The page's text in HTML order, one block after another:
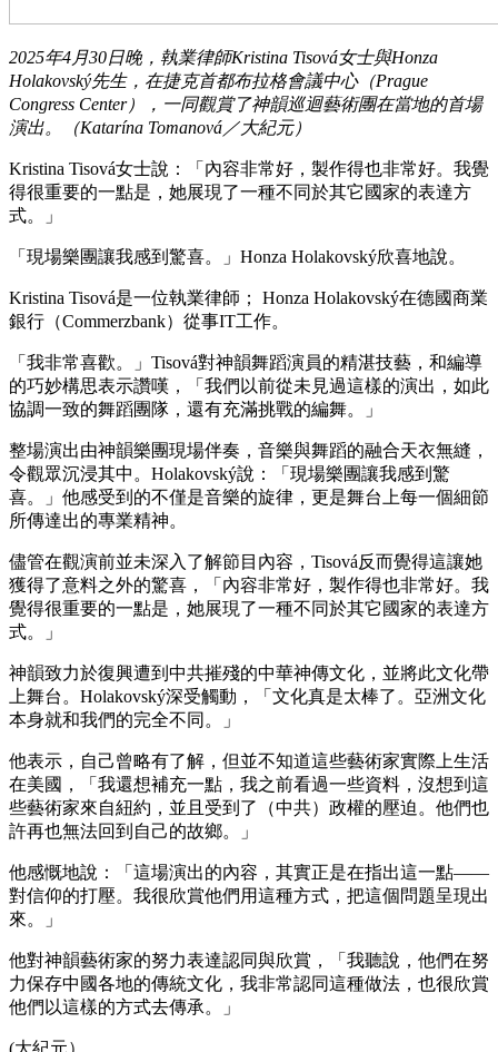
2025年4月30日晚，執業律師Kristina Tisová女士與Honza
Holakovský先生，在捷克首都布拉格會議中心（Prague
Congress Center），一同觀賞了神韻巡迴藝術團在當地的首場
演出。（Katarína Tomanová／大紀元）
Kristina Tisová女士說：「內容非常好，製作得也非常好。我覺
得很重要的一點是，她展現了一種不同於其它國家的表達方
式。」
「現場樂團讓我感到驚喜。」Honza Holakovský欣喜地說。
Kristina Tisová是一位執業律師； Honza Holakovský在德國商業
銀行（Commerzbank）從事IT工作。
「我非常喜歡。」Tisová對神韻舞蹈演員的精湛技藝，和編導
的巧妙構思表示讚嘆，「我們以前從未見過這樣的演出，如此
協調一致的舞蹈團隊，還有充滿挑戰的編舞。」
整場演出由神韻樂團現場伴奏，音樂與舞蹈的融合天衣無縫，
令觀眾沉浸其中。Holakovský說：「現場樂團讓我感到驚
喜。」他感受到的不僅是音樂的旋律，更是舞台上每一個細節
所傳達出的專業精神。
儘管在觀演前並未深入了解節目內容，Tisová反而覺得這讓她
獲得了意料之外的驚喜，「內容非常好，製作得也非常好。我
覺得很重要的一點是，她展現了一種不同於其它國家的表達方
式。」
神韻致力於復興遭到中共摧殘的中華神傳文化，並將此文化帶
上舞台。Holakovský深受觸動，「文化真是太棒了。亞洲文化
本身就和我們的完全不同。」
他表示，自己曾略有了解，但並不知道這些藝術家實際上生活
在美國，「我還想補充一點，我之前看過一些資料，沒想到這
些藝術家來自紐約，並且受到了（中共）政權的壓迫。他們也
許再也無法回到自己的故鄉。」
他感慨地說：「這場演出的內容，其實正是在指出這一點——
對信仰的打壓。我很欣賞他們用這種方式，把這個問題呈現出
來。」
他對神韻藝術家的努力表達認同與欣賞，「我聽說，他們在努
力保存中國各地的傳統文化，我非常認同這種做法，也很欣賞
他們以這樣的方式去傳承。」
(大紀元）